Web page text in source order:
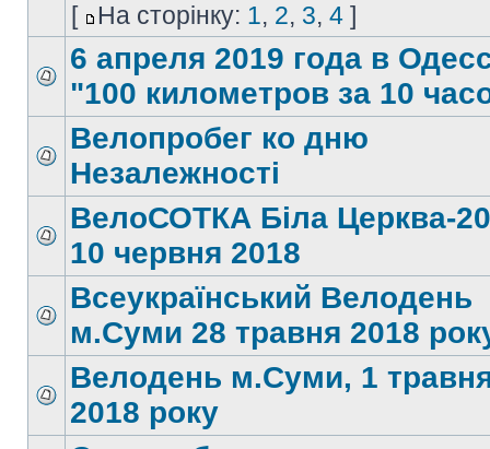
[ На сторінку: 1, 2, 3, 4 ]
6 апреля 2019 года в
"100 километров за 10
Велопробег ко дню
Незалежності
ВелоСОТКА Біла Церква-
10 червня 2018
Всеукраїнський Велодень
м.Суми 28 травня 2018
Велодень м.Суми, 1
2018 року